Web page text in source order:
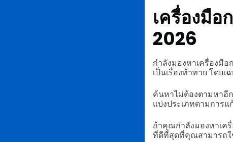
เครื่องมื
2026
กำลังมองหาเครื่องมื
เป็นเรื่องท้าทาย โดย
ค้นหาไม่ต้องตามหาอี
แบ่งประเภทตามการ
ถ้าคุณกำลังมองหาเค
ที่ดีที่สุดที่คุณสามารถใ